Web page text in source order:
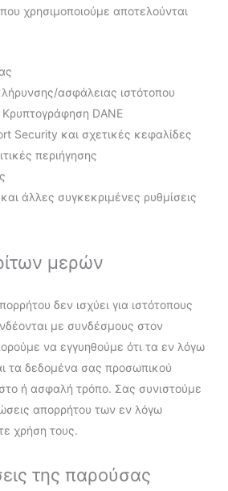
χρησιμοποιούμε αποτελούνται
ασφάλειας ιστότοπου
DANE
Security και σχετικές κεφαλίδες
περιήγησης
άλλες συγκεκριμένες ρυθμίσεις
μερών
δεν ισχύει για ιστότοπους
με συνδέσμους στον
να εγγυηθούμε ότι τα εν λόγω
τα δεδομένα σας προσωπικού
ή ασφαλή τρόπο. Σας συνιστούμε
απορρήτου των εν λόγω
χρήση τους.
της παρούσας